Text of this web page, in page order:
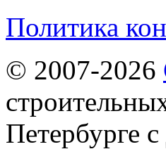
Политика
© 2007-2026
Петербурге